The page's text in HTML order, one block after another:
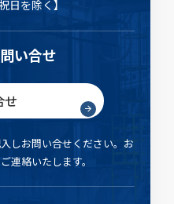
日を除く】
い合せ
せ
しお問い合せください。 お
連絡いたします。